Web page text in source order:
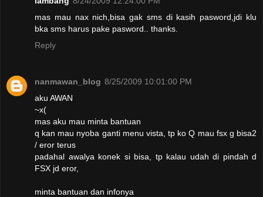
mas mau nax nich,bisa gak sms di kasih pasword,jdi klu
bka sms harus pake pasword.. thanks.
Reply
nanmawan_blog 8/25/2009 10:01:00 PM
aku AWAN
~x(
mas aku mau minta bantuan
q kan mau nyoba ganti menu vista, tp ko Q mau fsx g bisa2
/ eror terus
padahal awalya konek si bisa, tp kalau udah di pindah d
FSX jd eror,
minta bantuan dan infonya